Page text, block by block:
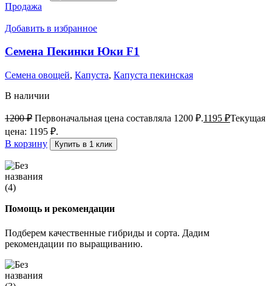
Продажа
Добавить в избранное
Семена Пекинки Юки F1
Семена овощей, Капуста, Капуста пекинская
В наличии
1200₽ Первоначальная цена составляла 1200 ₽.1195 ₽Текущая
цена: 1195 ₽.
В корзину
Купить в 1 клик
Помощь и рекомендации
Подберем качественные гибриды и сорта. Дадим
рекомендации по выращиванию.